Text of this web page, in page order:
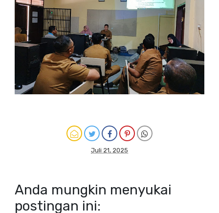
Juli 21, 2025
Anda mungkin menyukai
postingan ini: